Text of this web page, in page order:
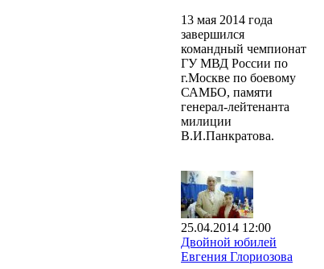
13 мая 2014 года
завершился
командный чемпионат
ГУ МВД России по
г.Москве по боевому
САМБО, памяти
генерал-лейтенанта
милиции
В.И.Панкратова.
25.04.2014 12:00
Двойной юбилей
Евгения Глориозова